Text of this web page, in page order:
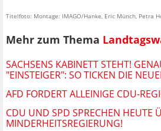
Titelfoto: Montage: IMAGO/Hanke, Eric Münch, Petra
Mehr zum Thema
SACHSENS KABINETT STEHT!
"EINSTEIGER": SO TICKEN DIE
AFD FORDERT ALLEINIGE CDU-
CDU UND SPD SPRECHEN HEUTE
MINDERHEITSREGIERUNG!